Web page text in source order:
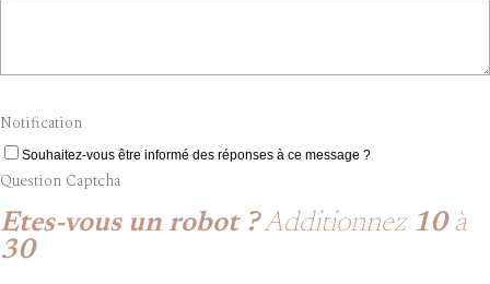
Notification
Souhaitez-vous être informé des réponses à ce message ?
Question Captcha
Etes-vous un robot ?Additionnez 10à
30